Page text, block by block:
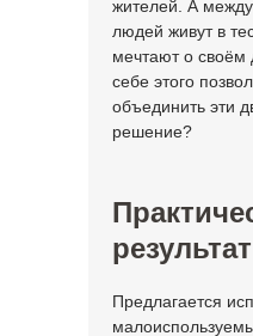
жителей. А
людей живут в
мечтают о своём
себе этого
объединить эти
решение?
результат
Предлагается